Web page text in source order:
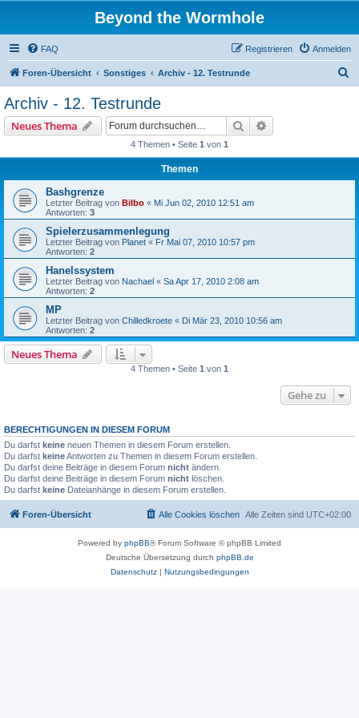
Beyond the Wormhole
FAQ Anmelden
Registrieren
Foren-Übersicht Sonstiges Archiv - 12. Testrunde
Archiv - 12. Testrunde
Neues Thema Suche
4 Themen • Seite 1 von 1
Themen
Bashgrenze
Letzter Beitrag von Bilbo « Mi Jun 02, 2010 12:51 am
Antworten: 3
Spielerzusammenlegung
Letzter Beitrag von Planet « Fr Mai 07, 2010 10:57 pm
Antworten: 2
Hanelssystem
Letzter Beitrag von Nachael « Sa Apr 17, 2010 2:08 am
Antworten: 2
MP
Letzter Beitrag von Chilledkroete « Di Mär 23, 2010 10:56 am
Antworten: 2
Neues Thema
4 Themen • Seite 1 von 1
Gehe zu
BERECHTIGUNGEN IN DIESEM FORUM
Du darfst keine neuen Themen in diesem Forum erstellen.
Du darfst keineAntworten zu Themen in diesem Forum erstellen.
Du darfst deine Beiträge in diesem Forum nicht ändern.
Du darfst deine Beiträge in diesem Forum nicht löschen.
Du darfst keine Dateianhänge in diesem Forum erstellen.
Foren-Übersicht Alle Zeiten sind UTC+02:00
Alle Cookies löschen
Powered by phpBB® Forum Software © phpBB Limited
Deutsche Übersetzung durch phpBB.de
Datenschutz| Nutzungsbedingungen